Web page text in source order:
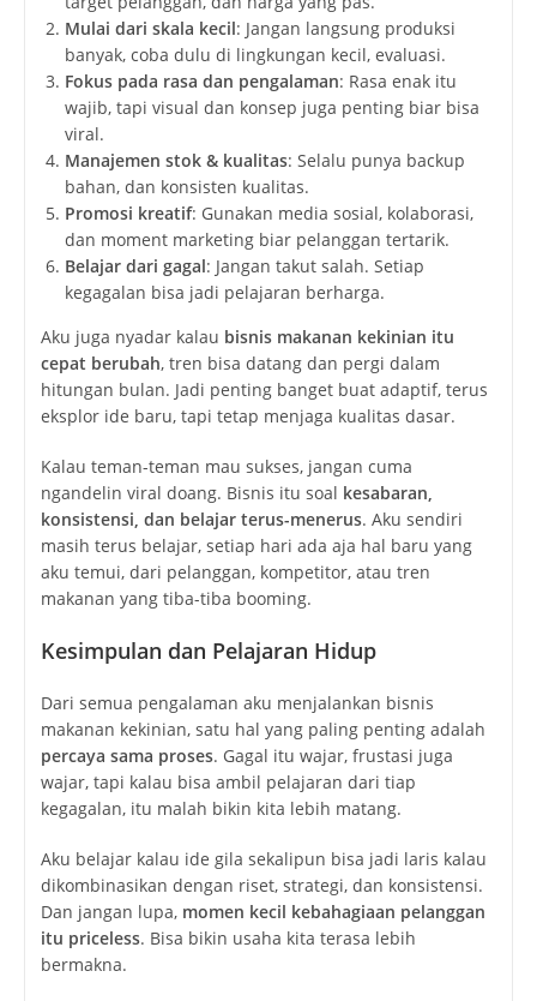
Mulai dari skala kecil: Jangan langsung produksi
banyak, coba dulu di lingkungan kecil, evaluasi.
Fokus pada rasa dan pengalaman: Rasa enak itu
wajib, tapi visual dan konsep juga penting biar bisa
viral.
Manajemen stok & kualitas: Selalu punya backup
bahan, dan konsisten kualitas.
Promosi kreatif: Gunakan media sosial, kolaborasi,
dan moment marketing biar pelanggan tertarik.
Belajar dari gagal: Jangan takut salah. Setiap
kegagalan bisa jadi pelajaran berharga.
Aku juga nyadar kalau bisnis makanan kekinian itu
cepat berubah, tren bisa datang dan pergi dalam
hitungan bulan. Jadi penting banget buat adaptif, terus
eksplor ide baru, tapi tetap menjaga kualitas dasar.
Kalau teman-teman mau sukses, jangan cuma
ngandelin viral doang. Bisnis itu soal kesabaran,
konsistensi, dan belajar terus-menerus. Aku sendiri
masih terus belajar, setiap hari ada aja hal baru yang
aku temui, dari pelanggan, kompetitor, atau tren
makanan yang tiba-tiba booming.
Kesimpulan dan Pelajaran Hidup
Dari semua pengalaman aku menjalankan bisnis
makanan kekinian, satu hal yang paling penting adalah
percaya sama proses. Gagal itu wajar, frustasi juga
wajar, tapi kalau bisa ambil pelajaran dari tiap
kegagalan, itu malah bikin kita lebih matang.
Aku belajar kalau ide gila sekalipun bisa jadi laris kalau
dikombinasikan dengan riset, strategi, dan konsistensi.
Dan jangan lupa, momen kecil kebahagiaan pelanggan
itu priceless. Bisa bikin usaha kita terasa lebih
bermakna.